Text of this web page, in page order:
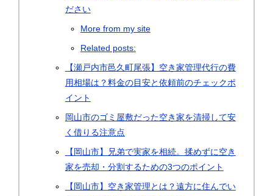
ださい
More from my site
Related posts:
【瀬戸内市邑久町尾張】空き家管理代行の費
用相場は？料金の目安と依頼前のチェックポ
イント
岡山市のゴミ屋敷だった空き家を清掃して安
く借りる注意点
【岡山市】兄弟で実家を相続。揉めずに空き
家を売却・分割するための3つのポイント
【岡山市】空き家管理とは？遠方に住んでい